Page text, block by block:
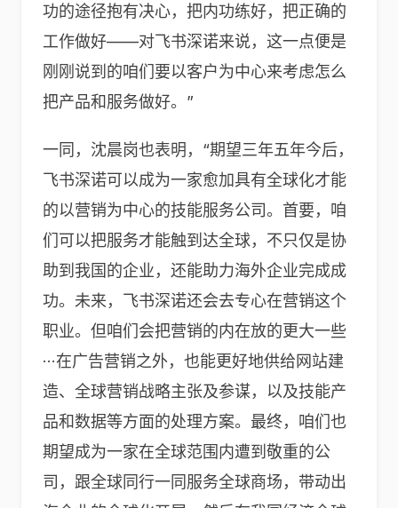
功的途径抱有决心，把内功练好，把正确的
工作做好——对飞书深诺来说，这一点便是
刚刚说到的咱们要以客户为中心来考虑怎么
把产品和服务做好。”
一同，沈晨岗也表明，“期望三年五年今后，
飞书深诺可以成为一家愈加具有全球化才能
的以营销为中心的技能服务公司。首要，咱
们可以把服务才能触到达全球，不只仅是协
助到我国的企业，还能助力海外企业完成成
功。未来，飞书深诺还会去专心在营销这个
职业。但咱们会把营销的内在放的更大一些
···在广告营销之外，也能更好地供给网站建
造、全球营销战略主张及参谋，以及技能产
品和数据等方面的处理方案。最终，咱们也
期望成为一家在全球范围内遭到敬重的公
司，跟全球同行一同服务全球商场，带动出